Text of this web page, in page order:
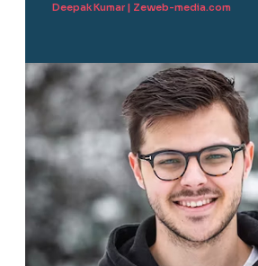
Deepak Kumar | Zeweb-media.com